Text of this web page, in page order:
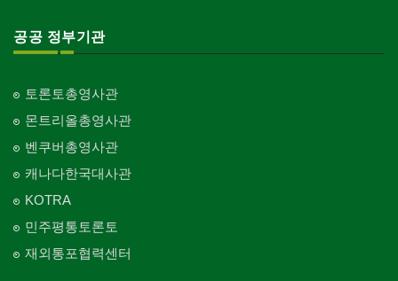
공공 정부기관
토론토총영사관
몬트리올총영사관
벤쿠버총영사관
캐나다한국대사관
KOTRA
민주평통토론토
재외통포협력센터